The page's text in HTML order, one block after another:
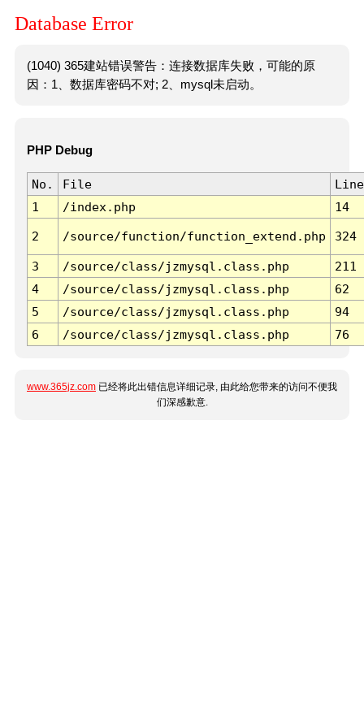
Database Error
(1040) 365建站错误警告：连接数据库失败，可能的原
因：1、数据库密码不对; 2、mysql未启动。
PHP Debug
No. File
Line
1
/index.php 14
2 /source/function/function_extend.php 324
3 /source/class/jzmysql.class.php
211
4
/source/class/jzmysql.class.php
62
5
/source/class/jzmysql.class.php
94
6
/source/class/jzmysql.class.php 76
www.365jz.com 已经将此出错信息详细记录, 由此给您带来的访问不便我
们深感歉意.